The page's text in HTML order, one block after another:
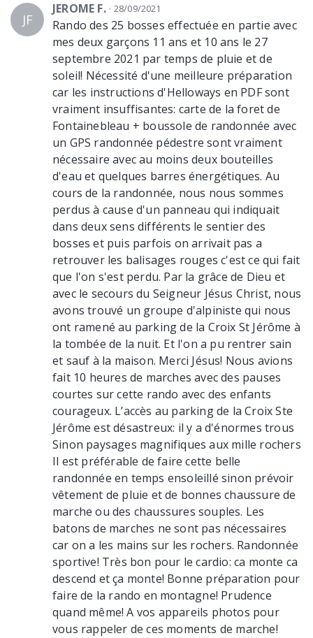
JF
JEROME F. 28/09/2021
Rando des 25 bosses effectuée en partie avec
mes deux garçons 11 ans et 10 ans le 27
septembre 2021 par temps de pluie et de
soleil! Nécessité d'une meilleure préparation
car les instructions d'Helloways en PDF sont
vraiment insuffisantes: carte de la foret de
Fontainebleau + boussole de randonnée avec
un GPS randonnée pédestre sont vraiment
nécessaire avec au moins deux bouteilles
d'eau et quelques barres énergétiques. Au
cours de la randonnée, nous nous sommes
perdus à cause d'un panneau qui indiquait
dans deux sens différents le sentier des
bosses et puis parfois on arrivait pas a
retrouver les balisages rouges c'est ce qui fait
que l'on s'est perdu. Par la grâce de Dieu et
avec le secours du Seigneur Jésus Christ, nous
avons trouvé un groupe d'alpiniste qui nous
ont ramené au parking de la Croix St Jérôme à
la tombée de la nuit. Et l'on a pu rentrer sain
et sauf à la maison. Merci Jésus! Nous avions
fait 10 heures de marches avec des pauses
courtes sur cette rando avec des enfants
courageux. L’accès au parking de la Croix Ste
Jérôme est désastreux: il y a d'énormes trous
Sinon paysages magnifiques aux mille rochers
Il est préférable de faire cette belle
randonnée en temps ensoleillé sinon prévoir
vêtement de pluie et de bonnes chaussure de
marche ou des chaussures souples. Les
batons de marches ne sont pas nécessaires
car on a les mains sur les rochers. Randonnée
sportive! Très bon pour le cardio: ca monte ca
descend et ça monte! Bonne préparation pour
faire de la rando en montagne! Prudence
quand même! A vos appareils photos pour
vous rappeler de ces moments de marche!